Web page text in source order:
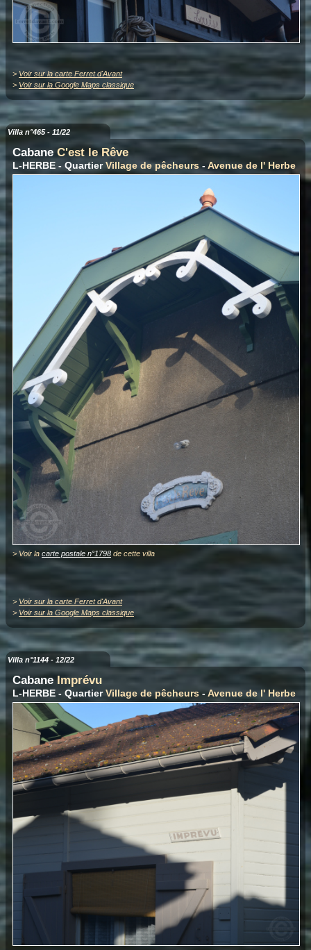
>Voir sur la carte Ferret d'Avant
> Voir sur la Google Maps classique
Villa n°465 - 11/22
Cabane C'est le Rêve
L-HERBE - QuartierVillage de pêcheurs -Avenue de l' Herbe
> Voir la carte postale n°1798 de cette villa
> Voir sur la carte Ferret d'Avant
> Voir sur la Google Maps classique
Villa n°1144 - 12/22
Cabane Imprévu
L-HERBE - QuartierVillage de pêcheurs- Avenue de l' Herbe